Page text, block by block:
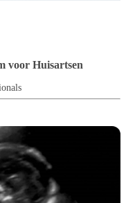
voor Huisartsen